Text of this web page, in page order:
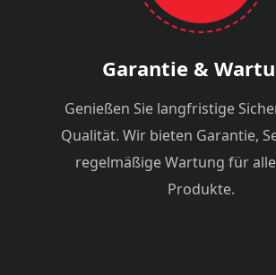
Garantie &
Genießen Sie langfristige
Qualität. Wir bieten Garantie,
regelmäßige Wartung für
Produkte.